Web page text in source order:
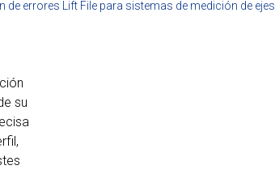
de errores Lift File para sistemas de medición de ejes
su